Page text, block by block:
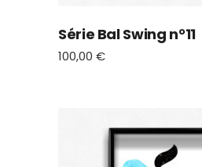
Série Bal Swing n°11
100,00 €